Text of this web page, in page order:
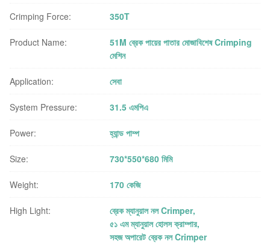
Crimping Force: 350T
Product Name:
51M ব্রেক পায়ের পাতার মোজাবিশেষ Crimping
মেশিন
Application: সেবা
System Pressure: 31.5 এমপিএ
Power: হ্যান্ড পাম্প
Size: 730*550*680 মিমি
Weight: 170 কেজি
High Light: ব্রেক ম্যানুয়াল নল Crimper,
৫১ এম ম্যানুয়াল হোলস ক্রাম্পার,
সহজ অপারেট ব্রেক নল Crimper